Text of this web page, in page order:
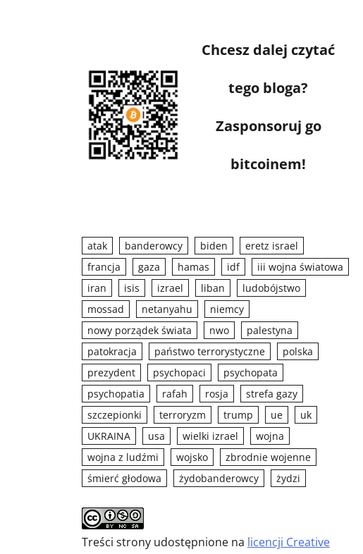
Chcesz dalej czytać
tego bloga?
Zasponsoruj go
bitcoinem!
atak banderowcy biden
eretz israel
francja
gaza hamas idf
iii wojna światowa
iran
isis izrael liban
ludobójstwo
mossad
netanyahu
niemcy
nowy porządek świata
nwo
palestyna
patokracja
państwo terrorystyczne
polska
prezydent
psychopaci
psychopata
psychopatia
rafah rosja
strefa gazy
szczepionki
terroryzm trump ue
uk
UKRAINA
usa wielki izrael
wojna
wojna z ludźmi
wojsko
zbrodnie wojenne
śmierć głodowa
żydobanderowcy żydzi
Treści strony udostępnione na licencji Creative